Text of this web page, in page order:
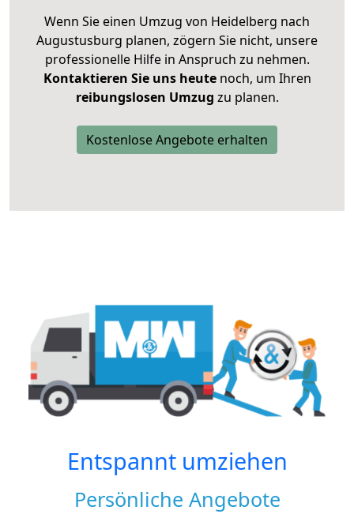
Wenn Sie einen Umzug von Heidelberg nach
Augustusburg planen, zögern Sie nicht, unsere
professionelle Hilfe in Anspruch zu nehmen.
Kontaktieren Sie uns heutenoch, um Ihren
reibungslosen Umzug zu planen.
Kostenlose Angebote erhalten
Entspannt umziehen
Persönliche Angebote